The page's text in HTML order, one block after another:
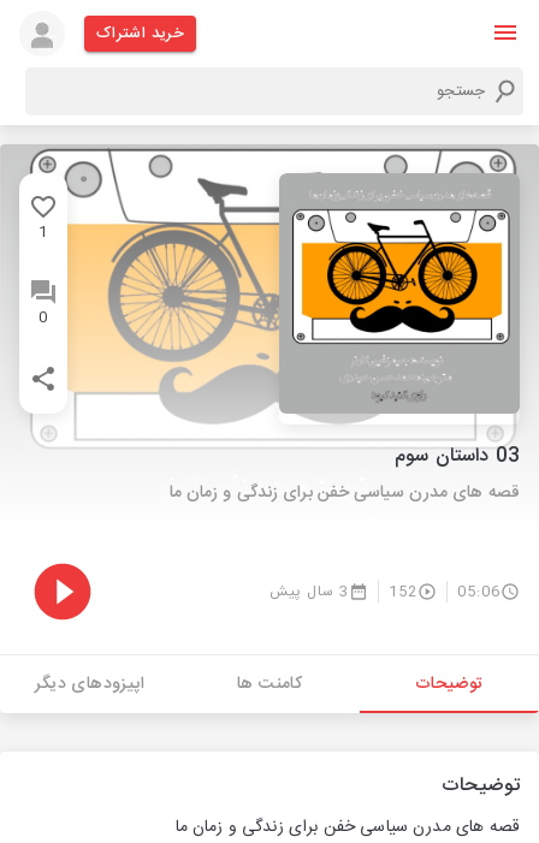
خرید اشتراک
1
0
03 داستان سوم
قصه های مدرن سیاسی خفن برای زندگی و زمان ما
05:06
152 3 سال پیش
توضیحات کامنت ها اپیزودهای دیگر
توضیحات
قصه های مدرن سیاسی خفن برای زندگی و زمان ما